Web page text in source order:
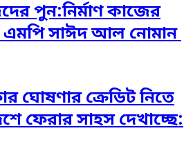
পুন:নির্মাণ কাজের
এমপি সাঈদ আল নোমান
ঘোষণার ক্রেডিট নিতে
ফেরার সাহস দেখাচ্ছে: